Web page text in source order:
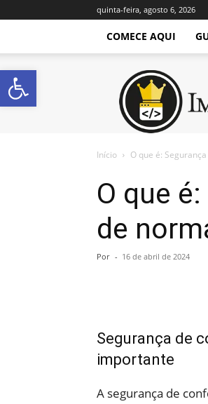
quinta-feira, agosto 6, 2026
COMECE AQUI
Império
WordPress
Início O que é:
O que
de
Por - 16 de abril de 2024
Segurança de
importante
A segurança de
Abrir a barra de ferramentas